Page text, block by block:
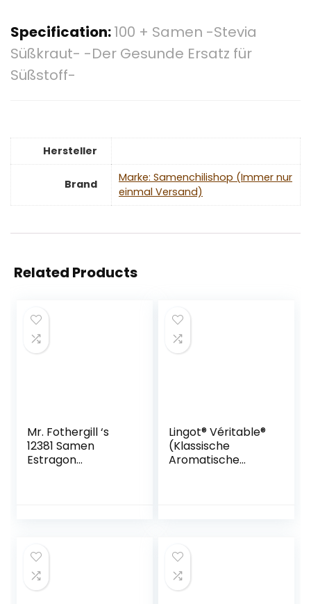
Specification:100 + Samen -Stevia
Süßkraut- -Der Gesunde Ersatz für
Süßstoff-
Hersteller
Brand
Marke: Samenchilishop (Immer nur
einmal Versand)
Related Products
Mr. Fothergill ‘s
12381 Samen
Estragon
Lingot® Véritable®
(Klassische
Aromatische